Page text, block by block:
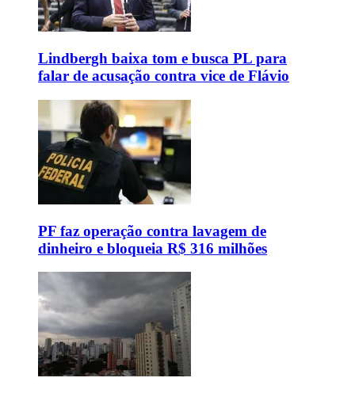
Lindbergh baixa tom e busca PL para
falar de acusação contra vice de Flávio
PF faz operação contra lavagem de
dinheiro e bloqueia R$ 316 milhões